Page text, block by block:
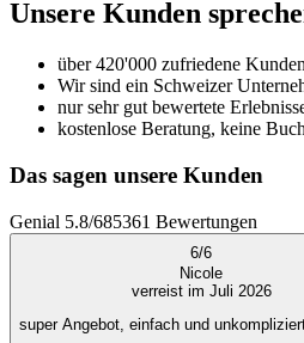
Unsere Kunden
über 420'000 zufriedene Kunden
Wir sind ein Schweizer
nur sehr gut bewertete
kostenlose Beratung, keine
Das sagen unsere Kunden
Genial 5.8/685361 Bewertungen
6/6
Nicole
verreist im Juli 2026
super Angebot, einfach und